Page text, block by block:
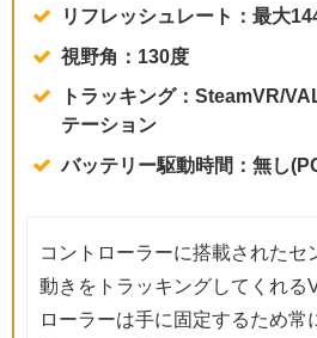
リフレッシュレート：最大
視野角：130度
トラッキング：SteamVR/
テーション
バッテリー駆動時間：無し
コントローラーに搭載されたセ
動きをトラッキングしてくれる
ローラーは手に固定するため常